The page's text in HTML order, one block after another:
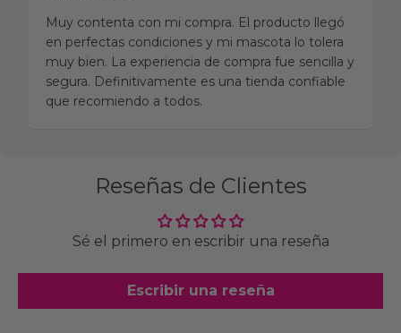
Muy contenta con mi compra. El producto llegó
en perfectas condiciones y mi mascota lo tolera
muy bien. La experiencia de compra fue sencilla y
segura. Definitivamente es una tienda confiable
que recomiendo a todos.
Reseñas de Clientes
Sé el primero en escribir una reseña
Escribir una reseña